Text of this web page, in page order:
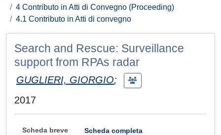
4 Contributo in Atti di Convegno (Proceeding)
4.1 Contributo in Atti di convegno
Search and Rescue: Surveillance
support from RPAs radar
GUGLIERI, GIORGIO;
2017
Scheda breve Scheda completa